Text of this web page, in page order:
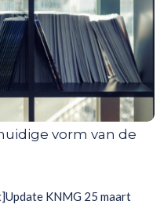
vorm van de
KNMG 25 maart